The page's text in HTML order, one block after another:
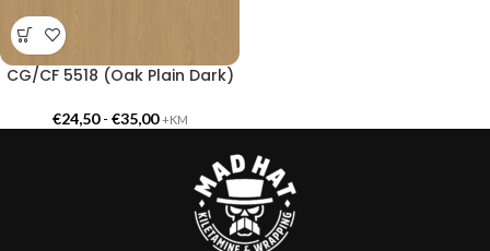
CG/CF 5518 (Oak Plain Dark)
€24,50- €35,00 +KM